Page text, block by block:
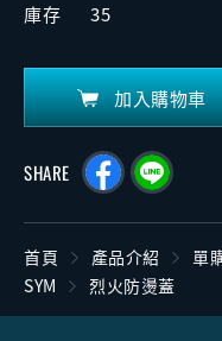
庫存 35
加入購物車
SHARE
首頁 產品介紹 單
SYM
烈火防燙蓋